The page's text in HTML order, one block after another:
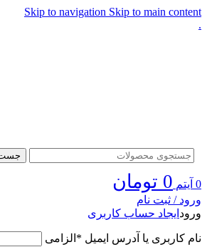
Skip to navigation Skip to main content
.
0 آیتم 0 تومان
ورود / ثبت نام
ورود ایجاد حساب کاربری
نام کاربری یا آدرس ایمیل * الزامی